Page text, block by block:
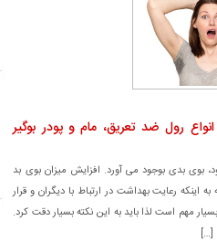
رول ضد تعریق، مام و پودر بوگیر
بوی بدی بوجود می آورد. افزایش میزان بوی بد
رعایت بهداشت در ارتباط با دیگران و قرار
مهم است لذا باید به این نکته بسیار دقت کرد.
[…]